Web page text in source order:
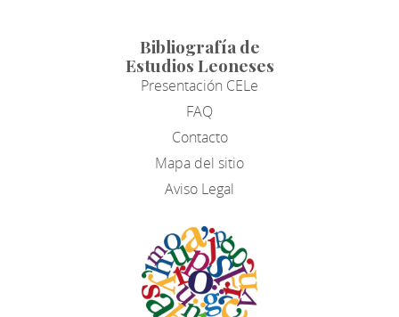
Bibliografía de
Estudios Leoneses
Presentación CELe
FAQ
Contacto
Mapa del sitio
Aviso Legal